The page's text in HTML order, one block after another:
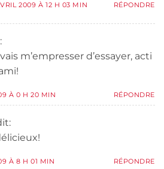
2009 À 12 H 03 MIN RÉPONDRE
m’empresser d’essayer, acti
À 0 H 20 MIN RÉPONDRE
À 8 H 01 MIN RÉPONDRE